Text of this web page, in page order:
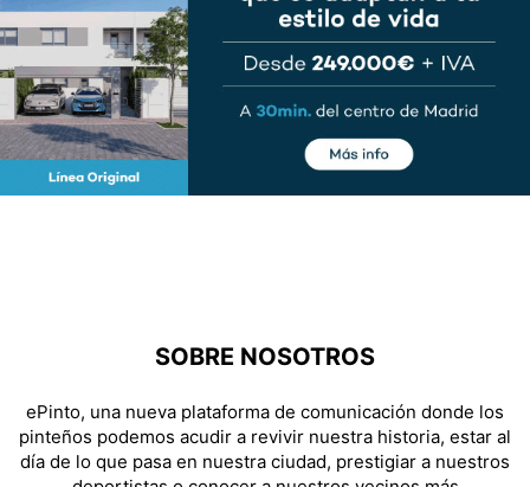
SOBRE NOSOTROS
ePinto, una nueva plataforma de comunicación donde los
pinteños podemos acudir a revivir nuestra historia, estar al
día de lo que pasa en nuestra ciudad, prestigiar a nuestros